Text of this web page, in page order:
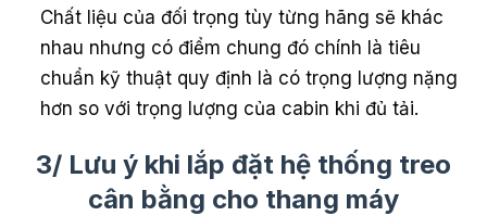
Chất liệu của đối trọng tùy từng hãng sẽ khác
nhau nhưng có điểm chung đó chính là tiêu
chuẩn kỹ thuật quy định là có trọng lượng nặng
hơn so với trọng lượng của cabin khi đủ tải.
3/ Lưu ý khi lắp đặt hệ thống treo
cân bằng cho thang máy